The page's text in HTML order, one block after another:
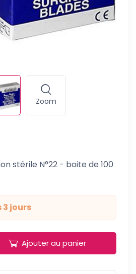
Zoom
stérile N°22 - boite de 100
3 jours
Ajouter au panier